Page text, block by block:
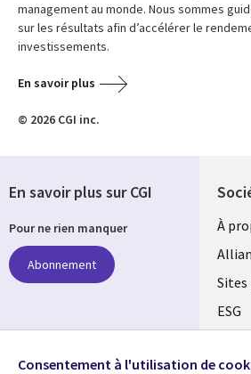
management au monde. Nous sommes
sur les résultats afin d’accélérer le
investissements.
En savoir plus
© 2026 CGI inc.
À
Sites
ESG
En savoir plus sur CGI
Pour ne rien manquer
Abonnement
Suivez-nous
Consentement à l'utilisation de